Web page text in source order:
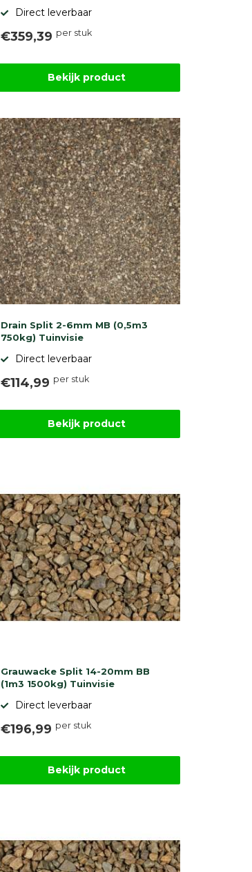
Direct leverbaar
€359,39 per stuk
Bekijk product
Drain Split 2-6mm MB (0,5m3
750kg) Tuinvisie
Direct leverbaar
€114,99 per stuk
Bekijk product
Grauwacke Split 14-20mm BB
(1m3 1500kg) Tuinvisie
Direct leverbaar
€196,99 per stuk
Bekijk product